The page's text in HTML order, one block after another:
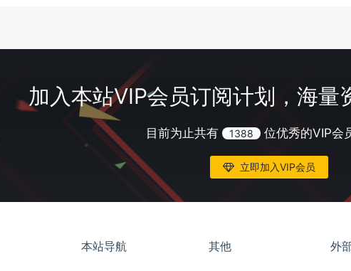
加入本站VIP会员订阅计划，海量
目前为止共有 1388 位优秀的VIP会
立即加入VIP会员
本站导航 其他 外